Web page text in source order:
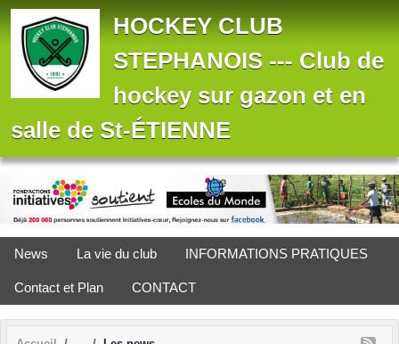
HOCKEY CLUB
STEPHANOIS --- Club de
hockey sur gazon et en
salle de St-ÉTIENNE
News La vie du club INFORMATIONS PRATIQUES
Contact et Plan CONTACT
Panneau de gestion des cookies